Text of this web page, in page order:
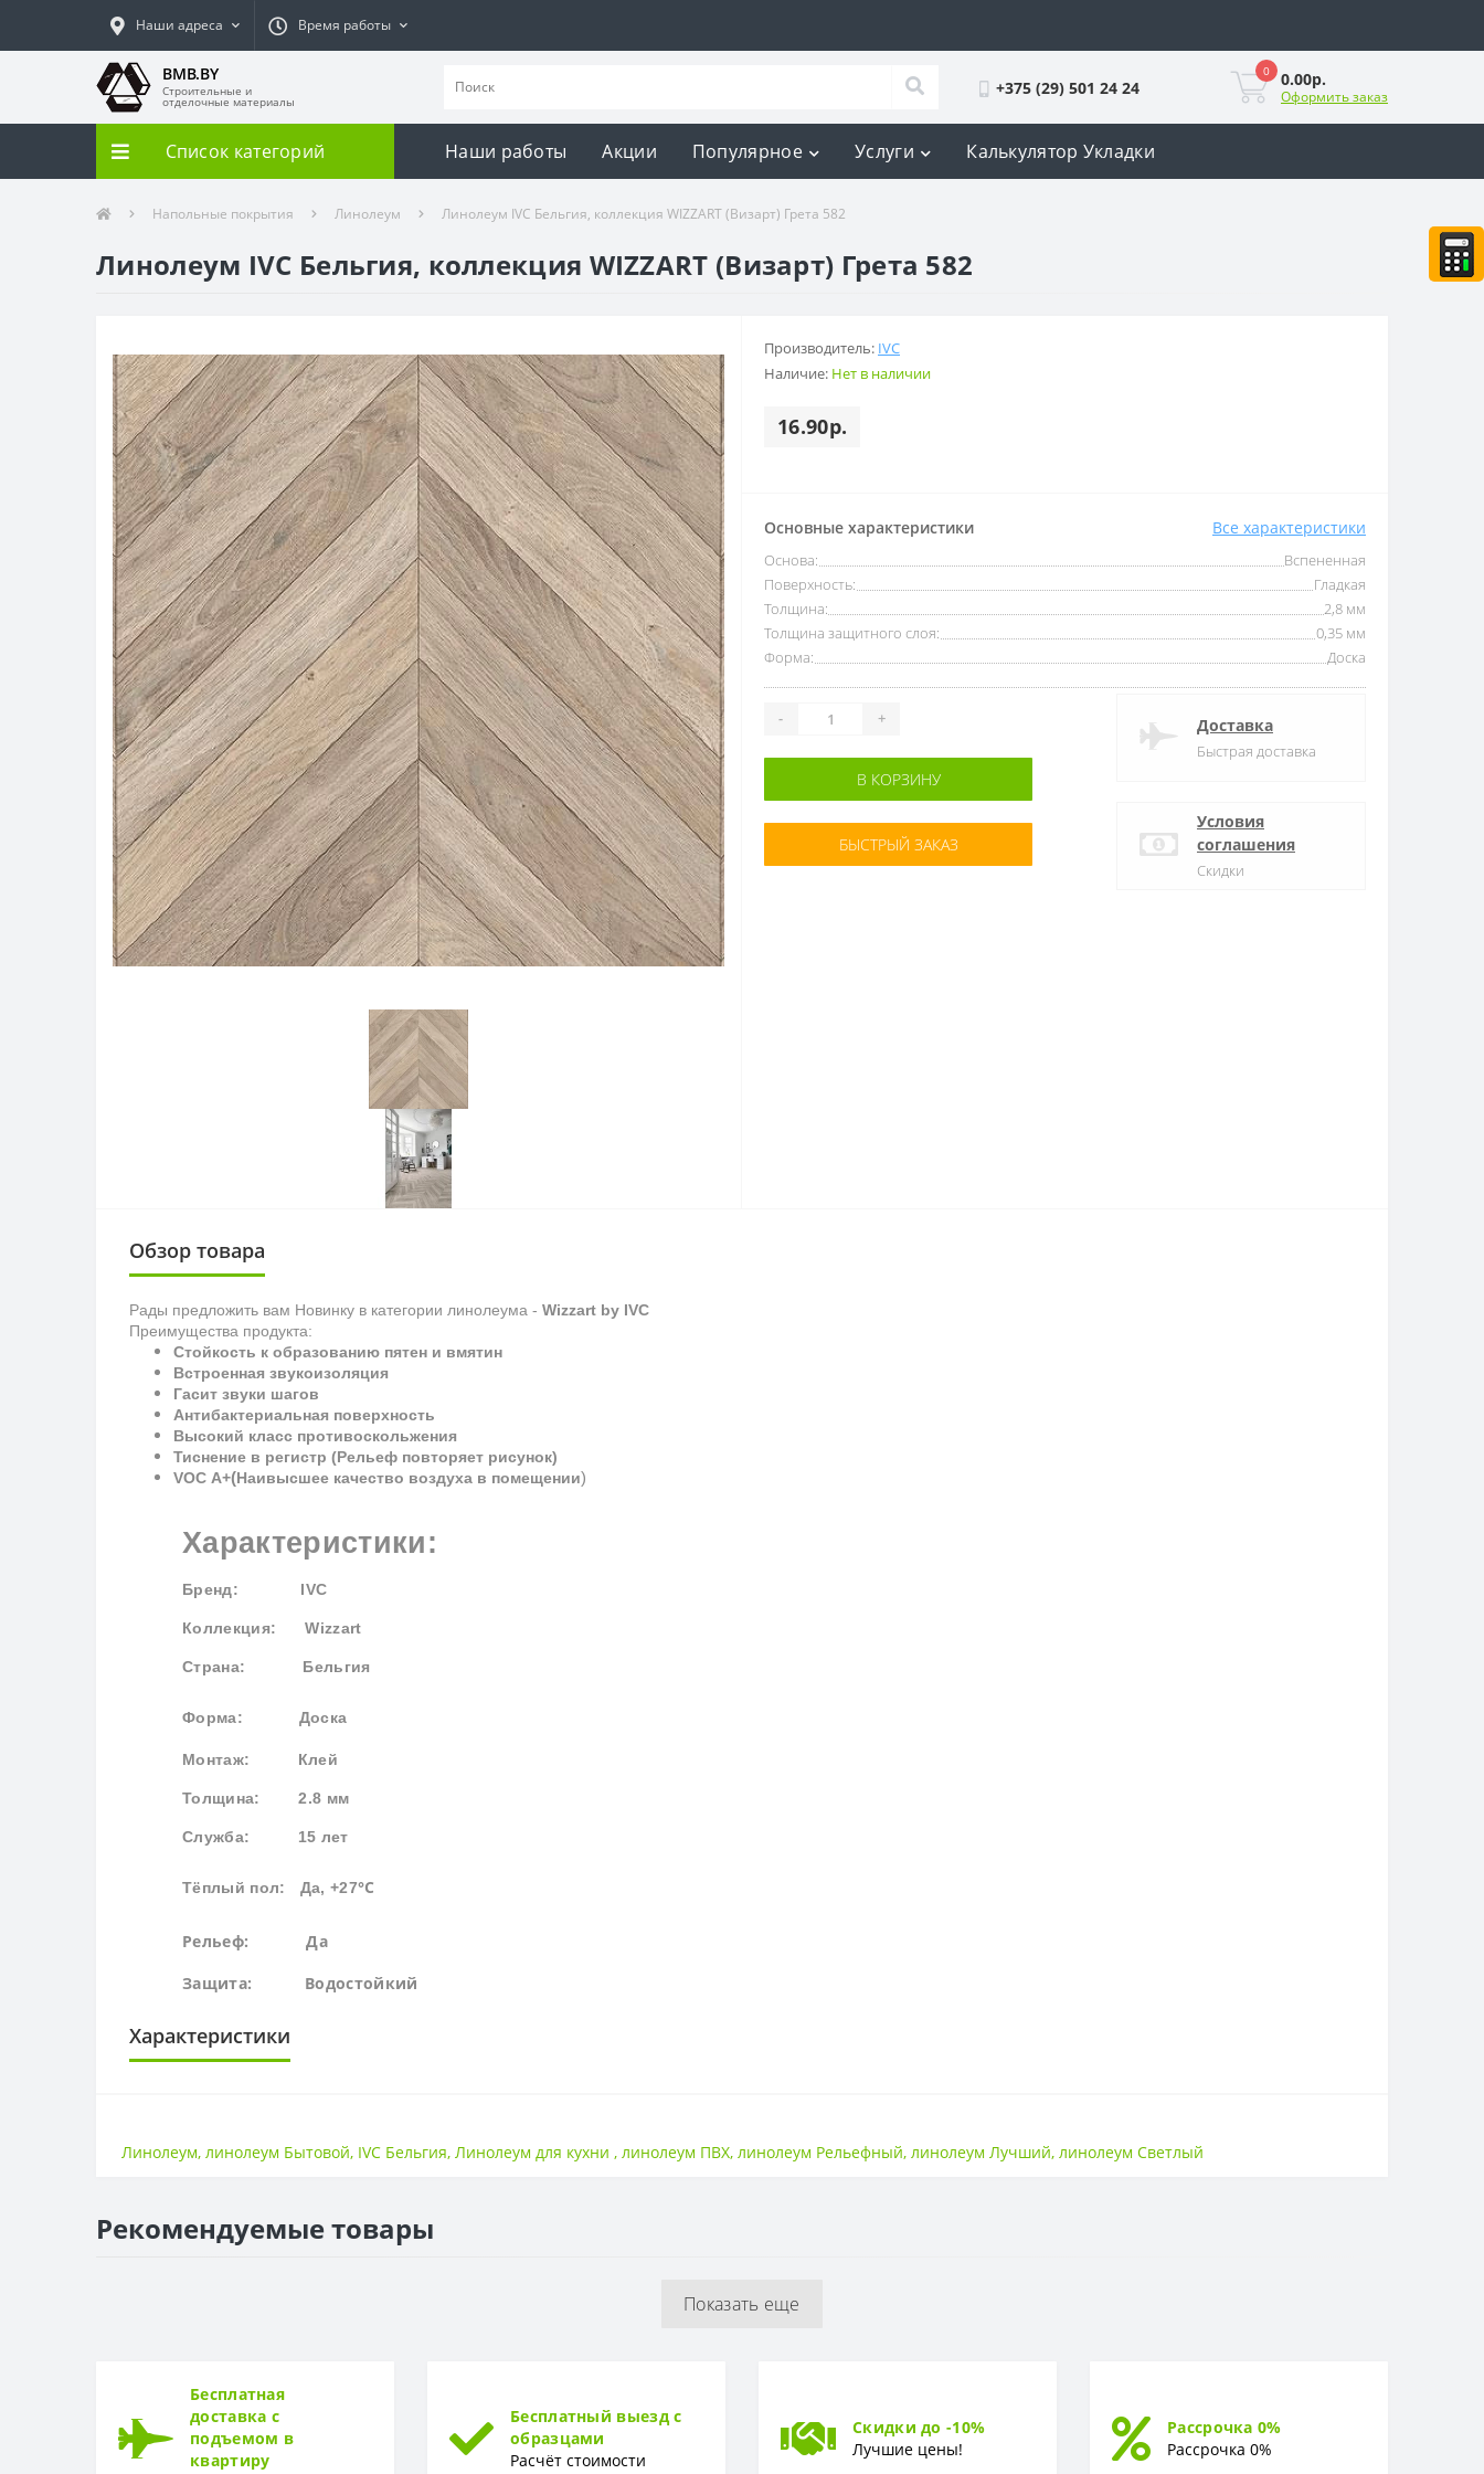
Наши адреса Время работы
BMB.BY
Строительные и
отделочные материалы
+375 (29) 501 24 24
0 0.00р.
Оформить заказ
Список категорий Наши работы Акции Популярное Услуги Калькулятор Укладки
Напольные покрытия Линолеум Линолеум IVC Бельгия, коллекция WIZZART (Визарт) Грета 582
Линолеум IVC Бельгия, коллекция WIZZART (Визарт) Грета 582
Производитель: IVC
Наличие: Нет в наличии
16.90р.
Основные характеристики Все характеристики
Основа:
Вспененная
Поверхность:
Гладкая
Толщина:
2,8 мм
Толщина защитного слоя:
0,35 мм
Форма:
Доска
- +
В КОРЗИНУ
БЫСТРЫЙ ЗАКАЗ
Доставка
Быстрая доставка
Условия
соглашения
Скидки
Обзор товара
Рады предложить вам Новинку в категории линолеума - Wizzart by IVC
Преимущества продукта:
Стойкость к образованию пятен и вмятин
Встроенная звукоизоляция
Гасит звуки шагов
Антибактериальная поверхность
Высокий класс противоскольжения
Тиснение в регистр (Рельеф повторяет рисунок)
VOC A+(Наивысшее качество воздуха в помещении)
Характеристики:
Бренд: IVC
Коллекция: Wizzart
Страна: Бельгия
Форма: Доска
Монтаж: Клей
Толщина: 2.8 мм
Служба: 15 лет
Тёплый пол: Да, +27°С
Рельеф: Да
Защита: Водостойкий
Характеристики
ФОРМА
Форма Доска
Линолеум,линолеум Бытовой, IVC Бельгия,Линолеум для кухни,линолеум ПВХ,линолеум Рельефный,линолеум Лучший,линолеум Светлый
Рекомендуемые товары
Показать еще
Бесплатная
доставка с
подъемом в
квартиру
Бесплатный выезд с
образцами
Расчёт стоимости
Скидки до -10%
Лучшие цены!
Рассрочка 0%
Рассрочка 0%